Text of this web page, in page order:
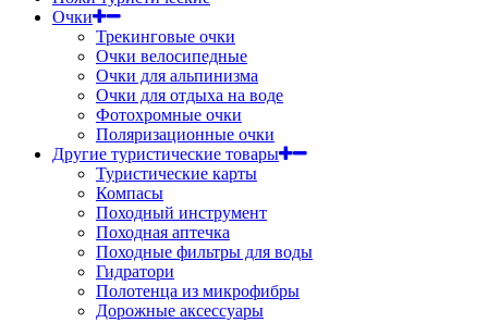
Очки
Трекинговые очки
Очки велосипедные
Очки для альпинизма
Очки для отдыха на воде
Фотохромные очки
Поляризационные очки
Другие туристические товары
Туристические карты
Компасы
Походный инструмент
Походная аптечка
Походные фильтры для воды
Гидратори
Полотенца из микрофибры
Дорожные аксессуары